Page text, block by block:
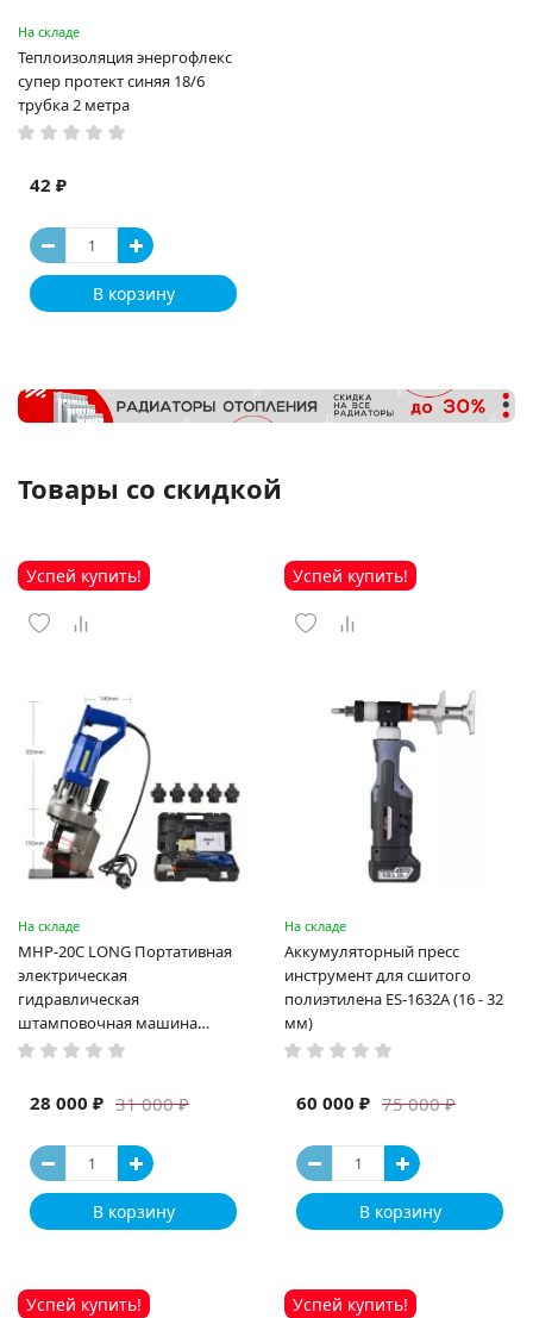
На складе
Теплоизоляция энергофлекс
супер протект синяя 18/6
трубка 2 метра
42 ₽
В корзину
Товары со скидкой
Успей купить!
На складе
MHP-20C LONG Портативная
электрическая
гидравлическая
штамповочная машина
высокая мощность и мощный
машина
31 000 ₽
28 000 ₽
В корзину
Успей купить!
На складе
Аккумуляторный пресс
инструмент для сшитого
полиэтилена ES-1632A (16 - 32
мм)
75 000 ₽
60 000 ₽
В корзину
Успей купить! Успей купить!